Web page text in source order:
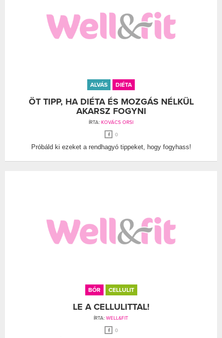
ALVÁS DIÉTA
ÖT TIPP, HA DIÉTA ÉS MOZGÁS NÉLKÜL
AKARSZ FOGYNI
ÍRTA: KOVÁCS ORSI
0
Próbáld ki ezeket a rendhagyó tippeket, hogy fogyhass!
BŐR CELLULIT
LE A CELLULITTAL!
ÍRTA: WELL&FIT
0